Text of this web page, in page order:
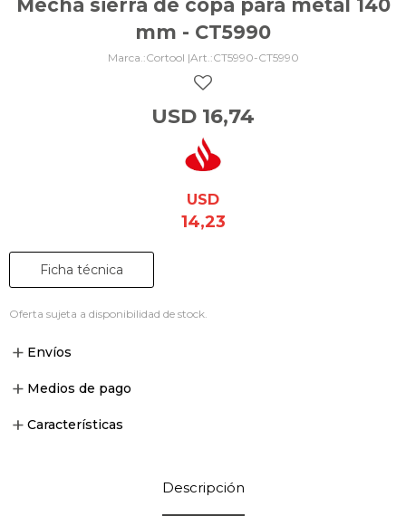
Mecha sierra de copa para metal 140
mm - CT5990
Cortool | CT5990-CT5990
USD 16,74
USD
14,23
Ficha técnica
Oferta sujeta a disponibilidad de stock.
Envíos
Medios de pago
Características
Descripción